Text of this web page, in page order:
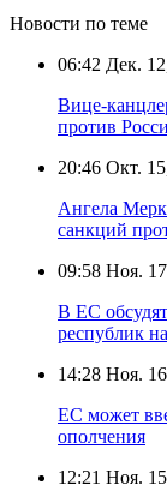
Новости по теме
06:42 Дек.
Вице-
против
20:46 Окт.
Ангела
санкций
09:58 Ноя.
В ЕС
республик
14:28 Ноя.
ЕС может
ополчения
12:21 Ноя.